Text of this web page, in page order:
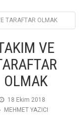
TARAFTAR OLMAK
VE
OLMAK
18 Ekim 2018
MEHMET YAZICI